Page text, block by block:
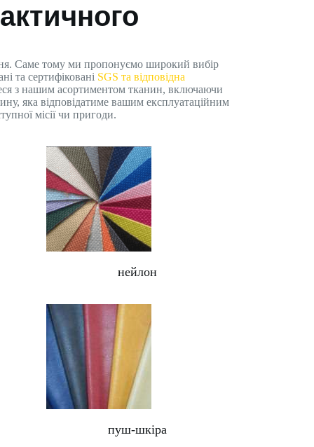
Саме тому ми пропонуємо широкий вибір
та сертифіковані SGS та відповідна
з нашим асортиментом тканин, включаючи
яка відповідатиме вашим експлуатаційним
місії чи пригоди.
нейлон
пуш-шкіра